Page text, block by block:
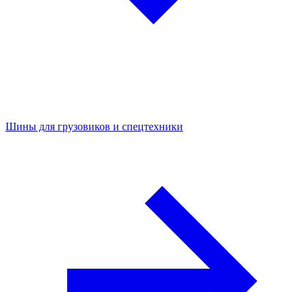
Шины для грузовиков и спецтехники